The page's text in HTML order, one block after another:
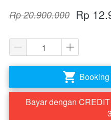
Rp 20.900.000 Rp
`
Bayar dengan